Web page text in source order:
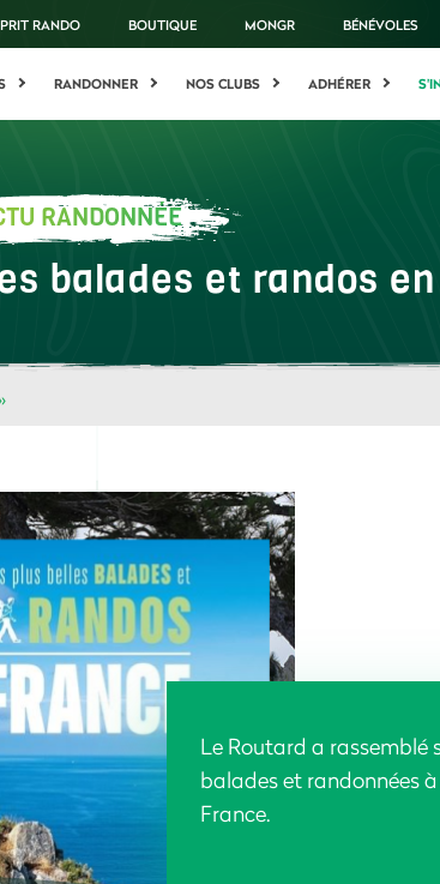
RANDO BOUTIQUE MONGR BÉNÉVOLES
RANDONNER NOS CLUBS ADHÉRER
RANDONNÉE
balades et randos
Le Routard a rassemblé
balades et randonnées
France.